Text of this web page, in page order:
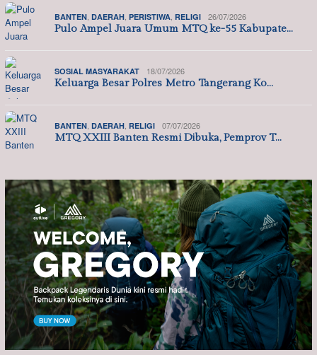
BANTEN DAERAH PERISTIWA RELIGI 26/07/2026
Pulo Ampel Juara Umum MTQ ke-55 Kabupate…
SOSIAL MASYARAKAT 18/07/2026
Keluarga Besar Polres Metro Tangerang Ko…
BANTEN DAERAH RELIGI 07/07/2026
MTQ XXIII Banten Resmi Dibuka, Pemprov T…